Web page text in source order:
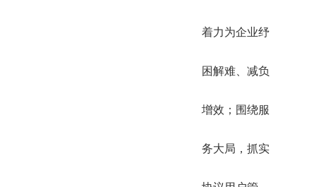
着力为企业纾
困解难、减负
增效；围绕服
务大局，抓实